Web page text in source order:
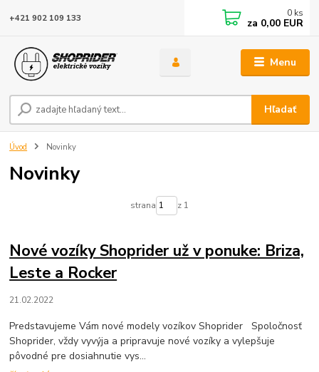
Menu
Hľadať
+421 902 109 133 0 ks
za 0,00 EUR
Úvod Novinky
Novinky
strana z 1
Nové vozíky Shoprider už v ponuke: Briza,
Leste a Rocker
21.02.2022
Predstavujeme Vám nové modely vozíkov Shoprider Spoločnosť
Shoprider, vždy vyvýja a pripravuje nové vozíky a vylepšuje
pôvodné pre dosiahnutie vys...